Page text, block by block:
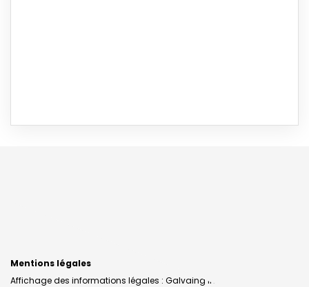
Mentions légales
Affichage des informations légales : Galvaing Immobilier - Brest |